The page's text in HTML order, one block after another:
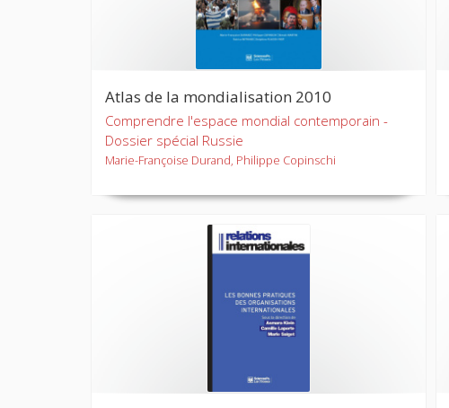
Atlas de la mondialisation 2010
Comprendre l'espace mondial contemporain -
Dossier spécial Russie
Marie-Françoise Durand, Philippe Copinschi